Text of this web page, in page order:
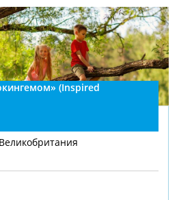
(Inspired